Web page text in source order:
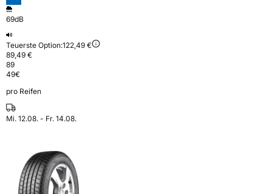
69dB
Teuerste Option:122,49 €
89,49 €
89
49€
pro Reifen
Mi. 12.08. - Fr. 14.08.